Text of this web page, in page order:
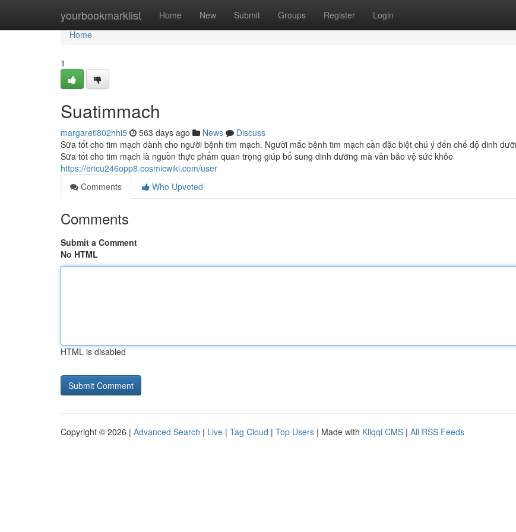
yourbookmarklist Home New Submit Groups Register Login
Home
Home
1
Suatimmach
margareti802hhi5 563 days ago News
Discuss
Sữa tốt cho tim mạch dành cho người bệnh tim mạch. Người mắc bệnh tim mạch cần đặc biệt chú ý đến chế độ dinh
Sữa tốt cho tim mạch là nguồn thực phẩm quan trọng giúp bổ sung dinh dưỡng mà vẫn bảo vệ sức khỏe
https://ericu246opp8.cosmicwiki.com/user
Comments
Who Upvoted
Comments
Submit a Comment
No HTML
HTML is disabled
Copyright © 2026 | Advanced Search | Live | Tag Cloud | Top Users | Made with Kliqqi CMS | All RSS Feeds